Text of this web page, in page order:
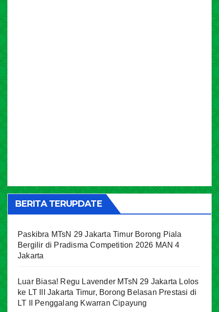
BERITA TERUPDATE
Paskibra MTsN 29 Jakarta Timur Borong Piala
Bergilir di Pradisma Competition 2026 MAN 4
Jakarta
Luar Biasa! Regu Lavender MTsN 29 Jakarta Lolos
ke LT III Jakarta Timur, Borong Belasan Prestasi di
LT II Penggalang Kwarran Cipayung